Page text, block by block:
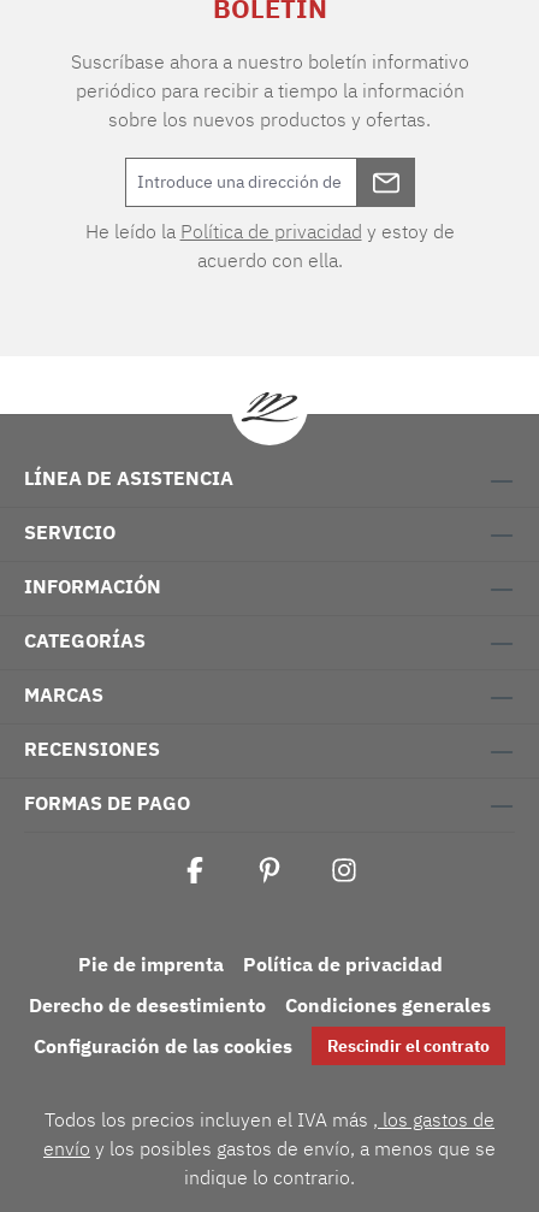
BOLETÍN
Suscríbase ahora a nuestro boletín informativo
periódico para recibir a tiempo la información
sobre los nuevos productos y ofertas.
He leído la Política de privacidad y estoy de
acuerdo con ella.
LÍNEA DE ASISTENCIA
SERVICIO
INFORMACIÓN
CATEGORÍAS
MARCAS
RECENSIONES
FORMAS DE PAGO
Pie de imprenta
Política de privacidad
Derecho de desestimiento
Condiciones generales
Configuración de las cookies
Rescindir el contrato
Todos los precios incluyen el IVA más , los gastos de
envío y los posibles gastos de envío, a menos que se
indique lo contrario.